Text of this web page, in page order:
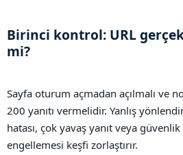
Birinci kontrol: URL
mi?​
Sayfa oturum açmadan açılmalı ve
200 yanıtı vermelidir. Yanlış
hatası, çok yavaş yanıt veya
engellemesi keşfi zorlaştırır.